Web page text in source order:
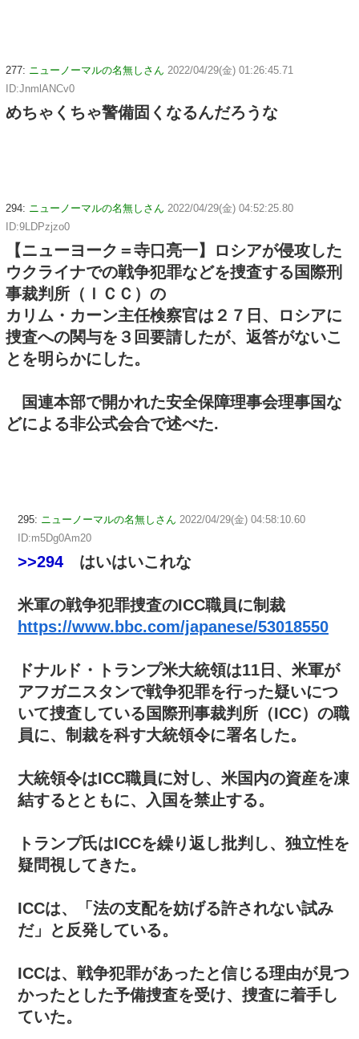
277: ニューノーマルの名無しさん 2022/04/29(金) 01:26:45.71
ID:JnmlANCv0
めちゃくちゃ警備固くなるんだろうな
294: ニューノーマルの名無しさん 2022/04/29(金) 04:52:25.80
ID:9LDPzjzo0
【ニューヨーク＝寺口亮一】ロシアが侵攻した
ウクライナでの戦争犯罪などを捜査する国際刑
事裁判所（ＩＣＣ）の
カリム・カーン主任検察官は２７日、ロシアに
捜査への関与を３回要請したが、返答がないこ
とを明らかにした。
国連本部で開かれた安全保障理事会理事国な
どによる非公式会合で述べた.
295: ニューノーマルの名無しさん 2022/04/29(金) 04:58:10.60
ID:m5Dg0Am20
>>294 はいはいこれな
米軍の戦争犯罪捜査のICC職員に制裁
https://www.bbc.com/japanese/53018550
ドナルド・トランプ米大統領は11日、米軍が
アフガニスタンで戦争犯罪を行った疑いにつ
いて捜査している国際刑事裁判所（ICC）の職
員に、制裁を科す大統領令に署名した。
大統領令はICC職員に対し、米国内の資産を凍
結するとともに、入国を禁止する。
トランプ氏はICCを繰り返し批判し、独立性を
疑問視してきた。
ICCは、「法の支配を妨げる許されない試み
だ」と反発している。
ICCは、戦争犯罪があったと信じる理由が見つ
かったとした予備捜査を受け、捜査に着手し
ていた。